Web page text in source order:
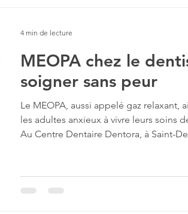
dentaires
MEOPA chez le
soigner sans peur
Le MEOPA, aussi appelé gaz relaxant,
les adultes anxieux à vivre leurs soins
Au Centre Dentaire Dentora, à Saint-
4 min de lecture